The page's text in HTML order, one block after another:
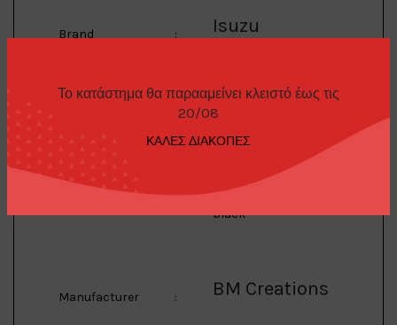
Το κατάστημα θα παρααμείνει κλειστό έως τις
20/08
ΚΑΛΕΣ ΔΙΑΚΟΠΕΣ
Brand : Isuzu
Vehicross
1/64 1997-2001 Isuzu
Vehicross, matt
black
Manufacturer : BM Creations